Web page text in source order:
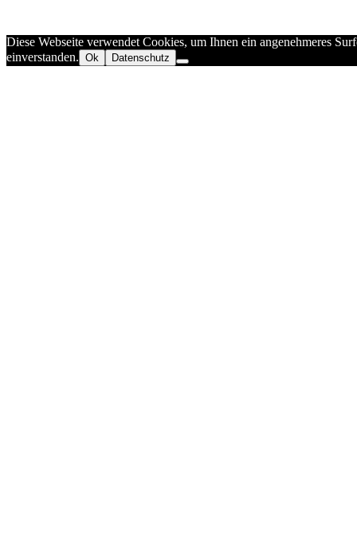
Diese Webseite verwendet Cookies, um Ihnen ein angenehmeres
einverstanden. Ok Datenschutz